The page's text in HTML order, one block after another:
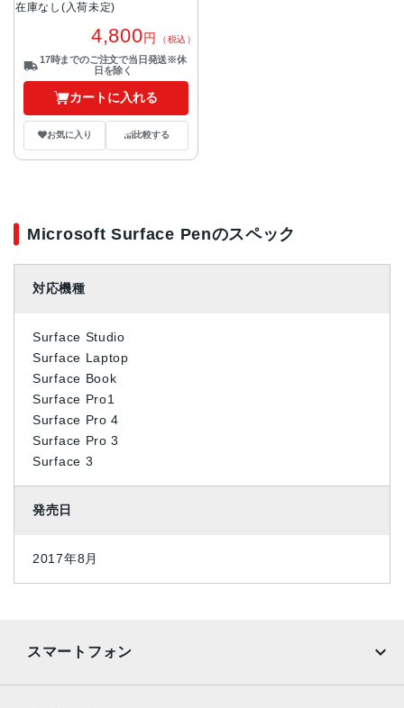
在庫なし(入荷未定)
4,800円 （税込）
17時までのご注文で当日発送※休
日を除く
カートに入れる
お気に入り 比較する
Microsoft Surface Penのスペック
対応機種
Surface Studio
Surface Laptop
Surface Book
Surface Pro1
Surface Pro 4
Surface Pro 3
Surface 3
発売日
2017年8月
スマートフォン